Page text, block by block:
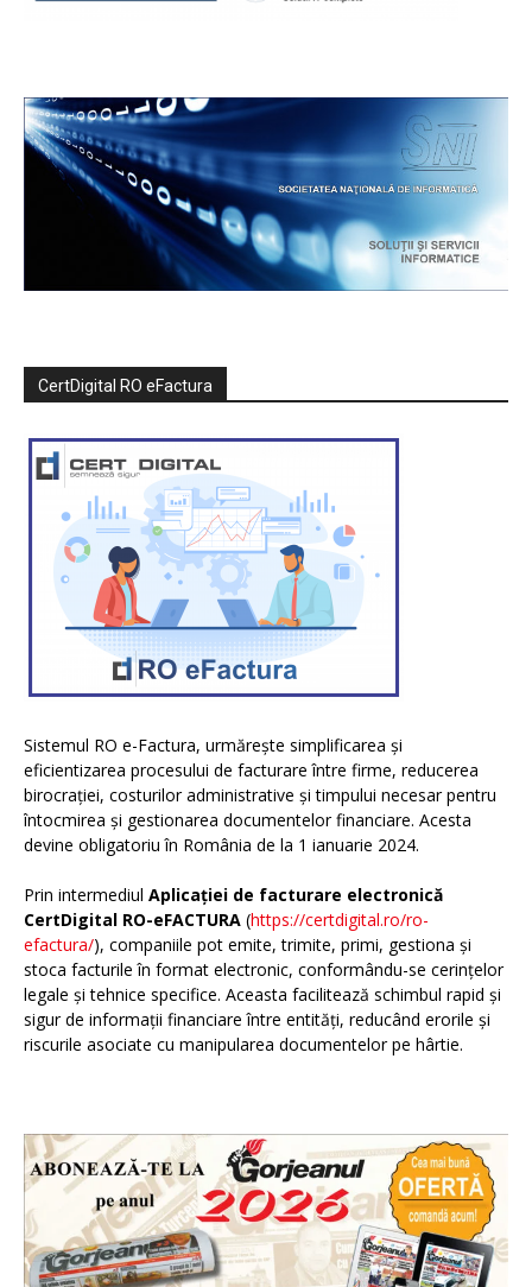
CertDigital RO eFactura
Sistemul RO e-Factura, urmărește simplificarea și
eficientizarea procesului de facturare între firme, reducerea
birocrației, costurilor administrative și timpului necesar pentru
întocmirea și gestionarea documentelor financiare. Acesta
devine obligatoriu în România de la 1 ianuarie 2024.
Prin intermediul Aplicației de facturare electronică
CertDigital RO-eFACTURA (https://certdigital.ro/ro-
efactura/), companiile pot emite, trimite, primi, gestiona și
stoca facturile în format electronic, conformându-se cerințelor
legale și tehnice specifice. Aceasta facilitează schimbul rapid și
sigur de informații financiare între entități, reducând erorile și
riscurile asociate cu manipularea documentelor pe hârtie.